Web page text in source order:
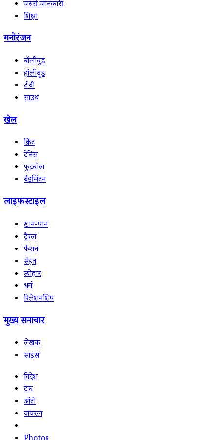
जरुरी जानकारी
शिक्षा
मनोरंजन
बॉलीवुड
हॉलीवुड
टीवी
साउथ
खेल
क्रिकेट
टेनिस
फुटबॉल
बैडमिंटन
लाइफस्टाइल
खान-पान
ट्रैवल
फैशन
सेहत
त्योहार
धर्म
रिलेशनशिप
मुख्य समाचार
लेखक
साइंस
विदेश
टेक
ऑटो
वायरल